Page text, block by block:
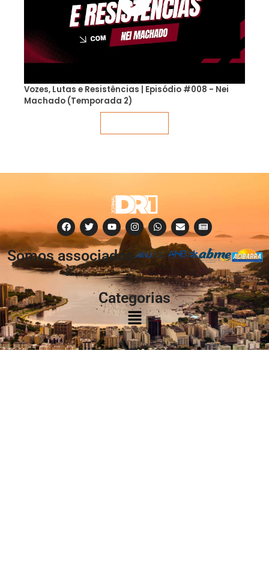
Vozes, Lutas e Resistências | Episódio #008 - Nei
Machado (Temporada 2)
Somos associados
à:
Categorias